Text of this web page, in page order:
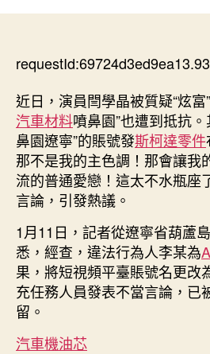
期
近日，演員閆學晶被質疑“炫
汽車材料噴鼻園”也遭到抵抗
鼻園遼寧”的賬號發斯柯達零件
那不是我的主色調！那會讓我
流的普通愛戀！這太不水瓶座
言論，引發熱議。
1月11日，記者從遼寧省葫蘆
悉，經查，違法行為人李某為
果，將短視頻平臺賬號名更改
充任務人員發表不當言論，已
留。
汽車機油芯